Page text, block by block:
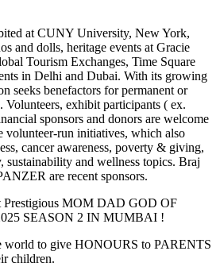
at CUNY University, New York,
and dolls, heritage events at Gracie
Tourism Exchanges, Time Square
in Delhi and Dubai. With its growing
seeks benefactors for permanent or
Volunteers, exhibit participants ( ex.
sponsors and donors are welcome
volunteer-run initiatives, which also
cancer awareness, poverty & giving,
and wellness topics. Braj
are recent sponsors.
Prestigious MOM DAD GOD OF
SEASON 2 IN MUMBAI !
world to give HONOURS to PARENTS
children.